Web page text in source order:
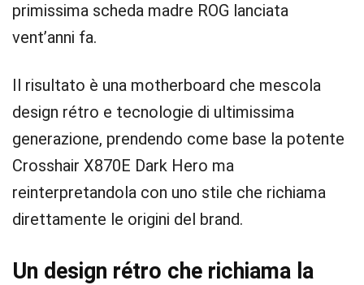
primissima scheda madre ROG lanciata
vent’anni fa.
Il risultato è una motherboard che mescola
design rétro e tecnologie di ultimissima
generazione, prendendo come base la potente
Crosshair X870E Dark Hero ma
reinterpretandola con uno stile che richiama
direttamente le origini del brand.
Un design rétro che richiama la